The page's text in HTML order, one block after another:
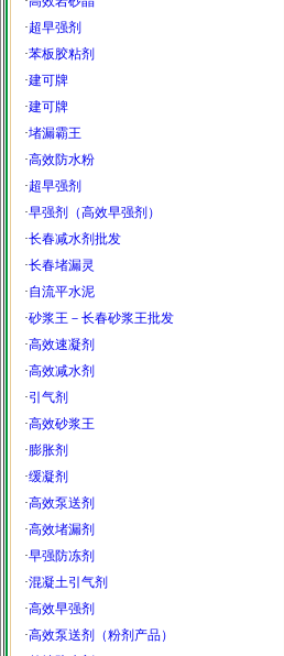
·超早强剂
·苯板胶粘剂
·建可牌
·建可牌
·堵漏霸王
·高效防水粉
·超早强剂
·早强剂（高效早强剂）
·长春减水剂批发
·长春堵漏灵
·自流平水泥
·砂浆王－长春砂浆王批发
·高效速凝剂
·高效减水剂
·引气剂
·高效砂浆王
·膨胀剂
·缓凝剂
·高效泵送剂
·高效堵漏剂
·早强防冻剂
·混凝土引气剂
·高效早强剂
·高效泵送剂（粉剂产品）